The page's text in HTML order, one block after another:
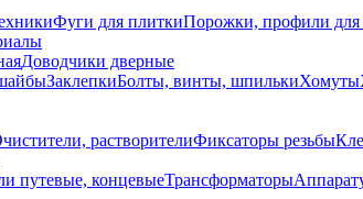
Фуги для плиткиПорожки, профили для
Доводчики дверные
ЗаклепкиБолты, винты, шпилькиХомуты
растворителиФиксаторы резьбы
путевые, концевыеТрансформаторы